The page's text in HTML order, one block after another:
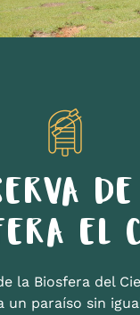
EL
la Biosfera del
un paraíso sin